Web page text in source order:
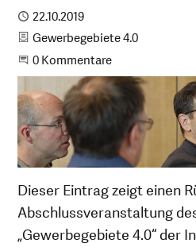
Publiziert
22.10.2019
Kategorie
Gewerbegebiete 4.0
Beginne eine Unterhaltung
0 Kommentare
Dieser Eintrag zeigt einen
Abschlussveranstaltung
„Gewerbegebiete 4.0“ der